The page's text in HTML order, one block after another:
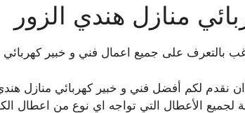
منازل هندي الزور
بالتعرف على جميع اعمال فني و خبير كهربائي
نقدم لكم أفضل فني و خبير كهربائي منازل هندي
لجميع الأعطال التي تواجه اي نوع من اعطال